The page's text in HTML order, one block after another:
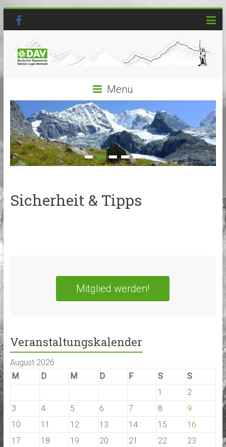
Menü
Sicherheit & Tipps
Mitglied werden!
Veranstaltungskalender
August 2026
M
D M D F S
S
1
2
3
4 5 6 7 8
9
10
11 12 13 14 15
16
17
18 19 20 21 22
23